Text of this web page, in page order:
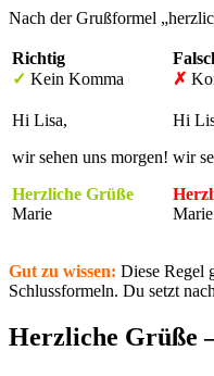
Nach der Grußformel
Richtig
✓ Kein Komma
✗
Hi Lisa,
wir sehen uns morgen!
Herzliche Grüße
Marie
Hi
wir
Marie
Gut zu wissen: Diese Regel
Schlussformeln. Du setzt
Herzliche Grüße